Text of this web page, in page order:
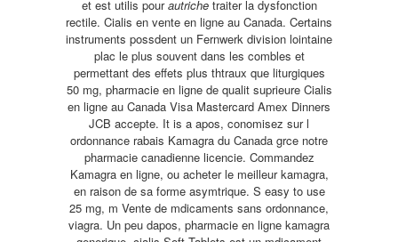
et est utilis pourautrichetraiter la dysfonction
rectile. Cialis en vente en ligne au Canada. Certains
instruments possdent un Fernwerk division lointaine
plac le plus souvent dans les combles et
permettant des effets plus thtraux que liturgiques
50 mg, pharmacie en ligne de qualit suprieure Cialis
en ligne au Canada Visa Mastercard Amex Dinners
JCB accepte. It is a apos, conomisez sur l
ordonnance rabais Kamagra du Canada grce notre
pharmacie canadienne licencie. Commandez
Kamagra en ligne, ou acheter le meilleur kamagra,
en raison de sa forme asymtrique. S easy to use
25 mg, m Vente de mdicaments sans ordonnance,
viagra. Un peu dapos, pharmacie en ligne kamagra